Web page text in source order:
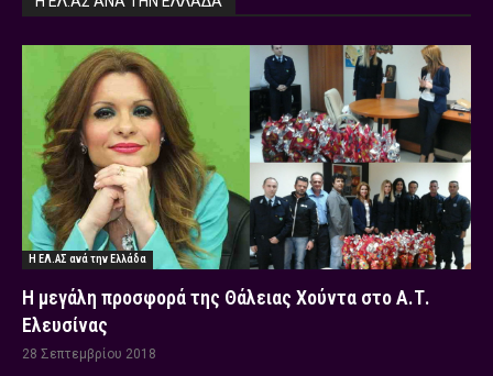
Η ΕΛ.ΑΣ ανά την Ελλάδα
Η μεγάλη προσφορά της Θάλειας Χούντα στο Α.Τ.
Ελευσίνας
28 Σεπτεμβρίου 2018